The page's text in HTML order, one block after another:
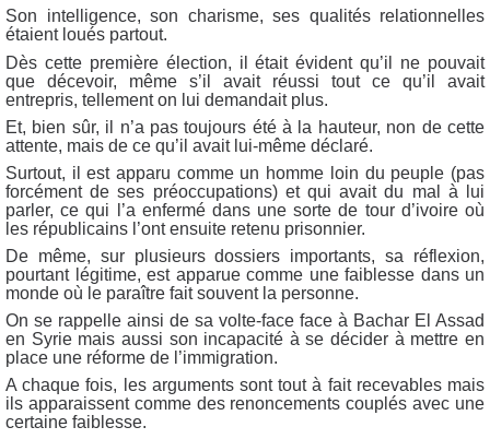
Son intelligence, son charisme, ses qualités relationnelles
étaient loués partout.
Dès cette première élection, il était évident qu’il ne pouvait
que décevoir, même s’il avait réussi tout ce qu’il avait
entrepris, tellement on lui demandait plus.
Et, bien sûr, il n’a pas toujours été à la hauteur, non de cette
attente, mais de ce qu’il avait lui-même déclaré.
Surtout, il est apparu comme un homme loin du peuple (pas
forcément de ses préoccupations) et qui avait du mal à lui
parler, ce qui l’a enfermé dans une sorte de tour d’ivoire où
les républicains l’ont ensuite retenu prisonnier.
De même, sur plusieurs dossiers importants, sa réflexion,
pourtant légitime, est apparue comme une faiblesse dans un
monde où le paraître fait souvent la personne.
On se rappelle ainsi de sa volte-face face à Bachar El Assad
en Syrie mais aussi son incapacité à se décider à mettre en
place une réforme de l’immigration.
A chaque fois, les arguments sont tout à fait recevables mais
ils apparaissent comme des renoncements couplés avec une
certaine faiblesse.